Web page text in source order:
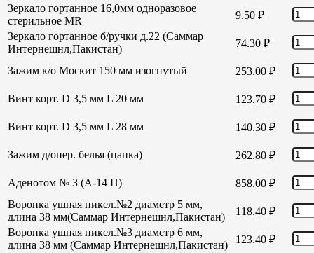
Зеркало гортанное 16,0мм одноразовое
стерильное MR
9.50 ₽
Зеркало гортанное б/ручки д.22 (Саммар
Интернешнл,Пакистан)
74.30 ₽
Зажим к/о Москит 150 мм изогнутый 253.00 ₽
Винт корт. D 3,5 мм L 20 мм 123.70 ₽
Винт корт. D 3,5 мм L 28 мм 140.30 ₽
Зажим д/опер. белья (цапка) 262.80 ₽
Аденотом № 3 (А-14 П) 858.00 ₽
Воронка ушная никел.№2 диаметр 5 мм,
длина 38 мм(Саммар Интернешнл,Пакистан)
118.40 ₽
Воронка ушная никел.№3 диаметр 6 мм,
длина 38 мм (Саммар Интернешнл,Пакистан)
123.40 ₽